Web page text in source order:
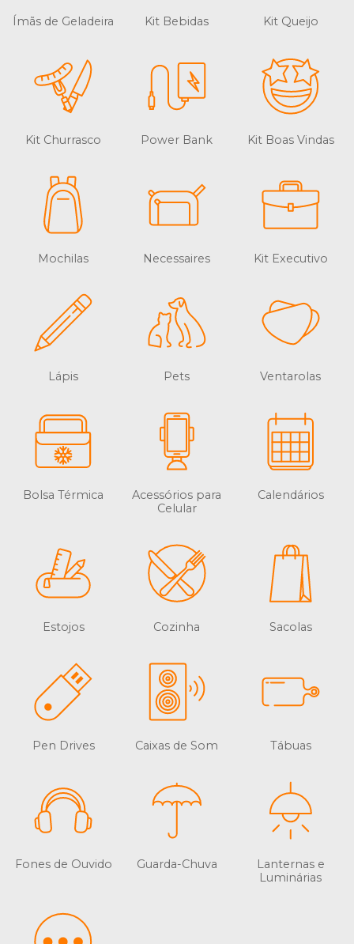
Ímãs de Geladeira Kit Bebidas Kit Queijo
Kit Churrasco Power Bank Kit Boas Vindas
Mochilas Necessaires Kit Executivo
Lápis Pets Ventarolas
Bolsa Térmica
Acessórios para
Celular
Calendários
Estojos Cozinha Sacolas
Pen Drives Caixas de Som Tábuas
Fones de Ouvido Guarda-Chuva
Lanternas e
Luminárias